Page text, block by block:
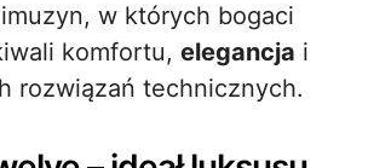
w których bogaci
komfortu, elegancja i
rozwiązań technicznych.